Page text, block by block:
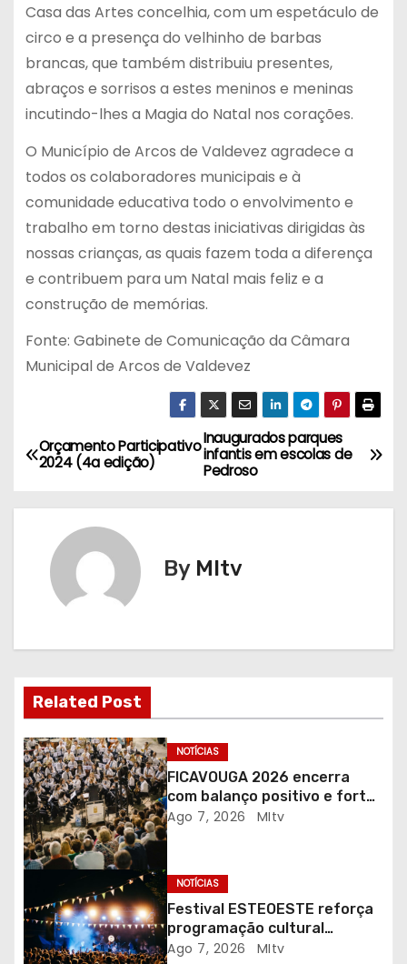
Casa das Artes concelhia, com um espetáculo de
circo e a presença do velhinho de barbas
brancas, que também distribuiu presentes,
abraços e sorrisos a estes meninos e meninas
incutindo-lhes a Magia do Natal nos corações.
O Município de Arcos de Valdevez agradece a
todos os colaboradores municipais e à
comunidade educativa todo o envolvimento e
trabalho em torno destas iniciativas dirigidas às
nossas crianças, as quais fazem toda a diferença
e contribuem para um Natal mais feliz e a
construção de memórias.
Fonte: Gabinete de Comunicação da Câmara
Municipal de Arcos de Valdevez
N
ç
ã
o
d
e
a
r
t
Inaugurados parques
infantis em escolas de
Pedroso
Orçamento Participativo
2024 (4a edição)
By MItv
Related Post
NOTÍCIAS
FICAVOUGA 2026 encerra
com balanço positivo e forte
adesão da comunidade
Ago 7, 2026 MItv
NOTÍCIAS
Festival ESTEOESTE reforça
programação cultural
gratuita em Braga
Ago 7, 2026 MItv